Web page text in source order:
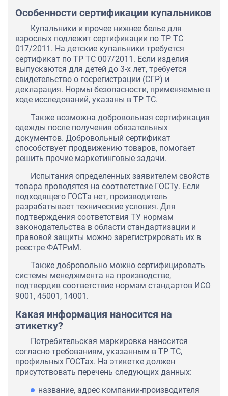
Особенности сертификации купальников
Купальники и прочее нижнее белье для
взрослых подлежит сертификации по ТР ТС
017/2011. На детские купальники требуется
сертификат по ТР ТС 007/2011. Если изделия
выпускаются для детей до 3-х лет, требуется
свидетельство о госрегистрации (СГР) и
декларация. Нормы безопасности, применяемые в
ходе исследований, указаны в ТР ТС.
Также возможна добровольная сертификация
одежды после получения обязательных
документов. Добровольный сертификат
способствует продвижению товаров, помогает
решить прочие маркетинговые задачи.
Испытания определенных заявителем свойств
товара проводятся на соответствие ГОСТу. Если
подходящего ГОСТа нет, производитель
разрабатывает технические условия. Для
подтверждения соответствия ТУ нормам
законодательства в области стандартизации и
правовой защиты можно зарегистрировать их в
реестре ФАТРиМ.
Также добровольно можно сертифицировать
системы менеджмента на производстве,
подтвердив соответствие нормам стандартов ИСО
9001, 45001, 14001.
Какая информация наносится на
этикетку?
Потребительская маркировка наносится
согласно требованиям, указанным в ТР ТС,
профильных ГОСТах. На этикетке должен
присутствовать перечень следующих данных:
название, адрес компании-производителя